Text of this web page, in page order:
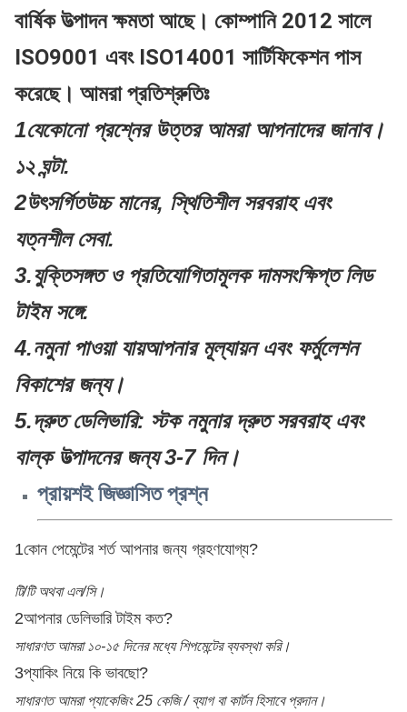
বার্ষিক উত্পাদন ক্ষমতা আছে। কোম্পানি 2012 সালে
ISO9001 এবং ISO14001 সার্টিফিকেশন পাস
করেছে। আমরা প্রতিশ্রুতিঃ
1যেকোনো প্রশ্নের উত্তর আমরা আপনাদের জানাব।
১২ ঘন্টা.
2উৎসর্গিতউচ্চ মানের, স্থিতিশীল সরবরাহ এবং
যত্নশীল সেবা.
3.যুক্তিসঙ্গত ও প্রতিযোগিতামূলক দামসংক্ষিপ্ত লিড
টাইম সঙ্গে.
4.নমুনা পাওয়া যায়আপনার মূল্যায়ন এবং ফর্মুলেশন
বিকাশের জন্য।
5.দ্রুত ডেলিভারি: স্টক নমুনার দ্রুত সরবরাহ এবং
বাল্ক উত্পাদনের জন্য 3-7 দিন।
প্রায়শই জিজ্ঞাসিত প্রশ্ন
1কোন পেমেন্টের শর্ত আপনার জন্য গ্রহণযোগ্য?
টি/টি অথবা এল/সি।
2আপনার ডেলিভারি টাইম কত?
সাধারণত আমরা ১০-১৫ দিনের মধ্যে শিপমেন্টের ব্যবস্থা করি।
3প্যাকিং নিয়ে কি ভাবছো?
সাধারণত আমরা প্যাকেজিং 25 কেজি / ব্যাগ বা কার্টন হিসাবে প্রদান।